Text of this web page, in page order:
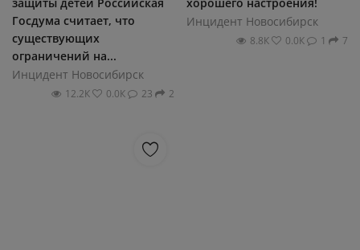
Госдума считает, что
существующих
ограничений на...
Инцидент Новосибирск
12.2К 0.0К 23 2
Инцидент Новосибирск
8.8К 0.0К 1 7